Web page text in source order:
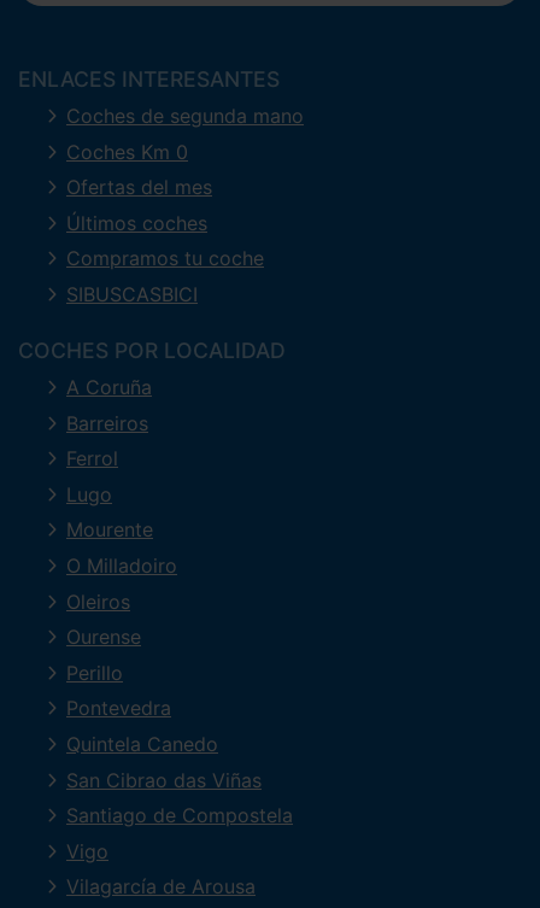
ENLACES INTERESANTES
Coches de segunda mano
Coches Km 0
Ofertas del mes
Últimos coches
Compramos tu coche
SIBUSCASBICI
COCHES POR LOCALIDAD
A Coruña
Barreiros
Ferrol
Lugo
Mourente
O Milladoiro
Oleiros
Ourense
Perillo
Pontevedra
Quintela Canedo
San Cibrao das Viñas
Santiago de Compostela
Vigo
Vilagarcía de Arousa